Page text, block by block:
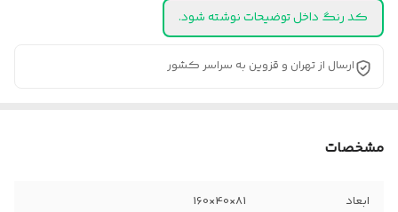
کد رنگ داخل توضیحات نوشته شود.
ارسال از تهران و قزوین به سراسر کشور
مشخصات
ابعاد 81×40×160